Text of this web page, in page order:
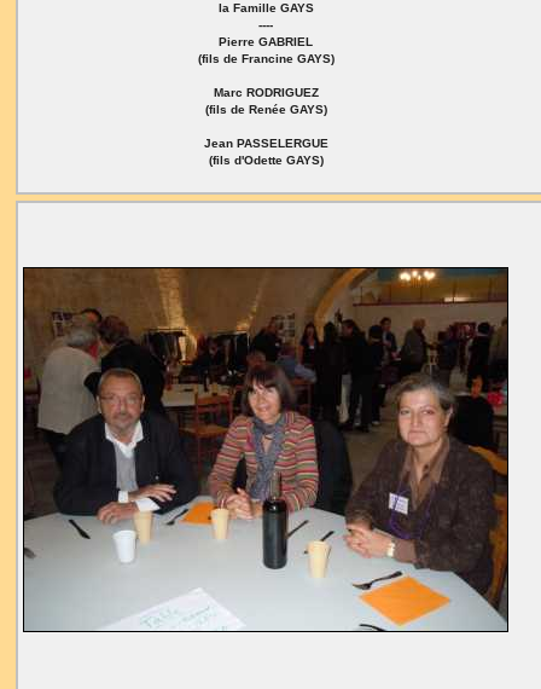
la Famille GAYS
----
Pierre GABRIEL
(fils de Francine GAYS)
Marc RODRIGUEZ
(fils de Renée GAYS)
Jean PASSELERGUE
(fils d'Odette GAYS)